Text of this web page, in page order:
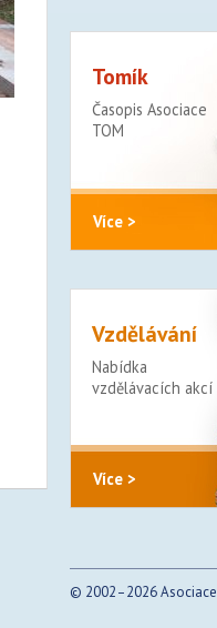
Tomík
Časopis Asociace
TOM
Více >
Vzdělávání
Nabídka
vzdělávacích akcí
Více >
© 2002–2026 Asociace